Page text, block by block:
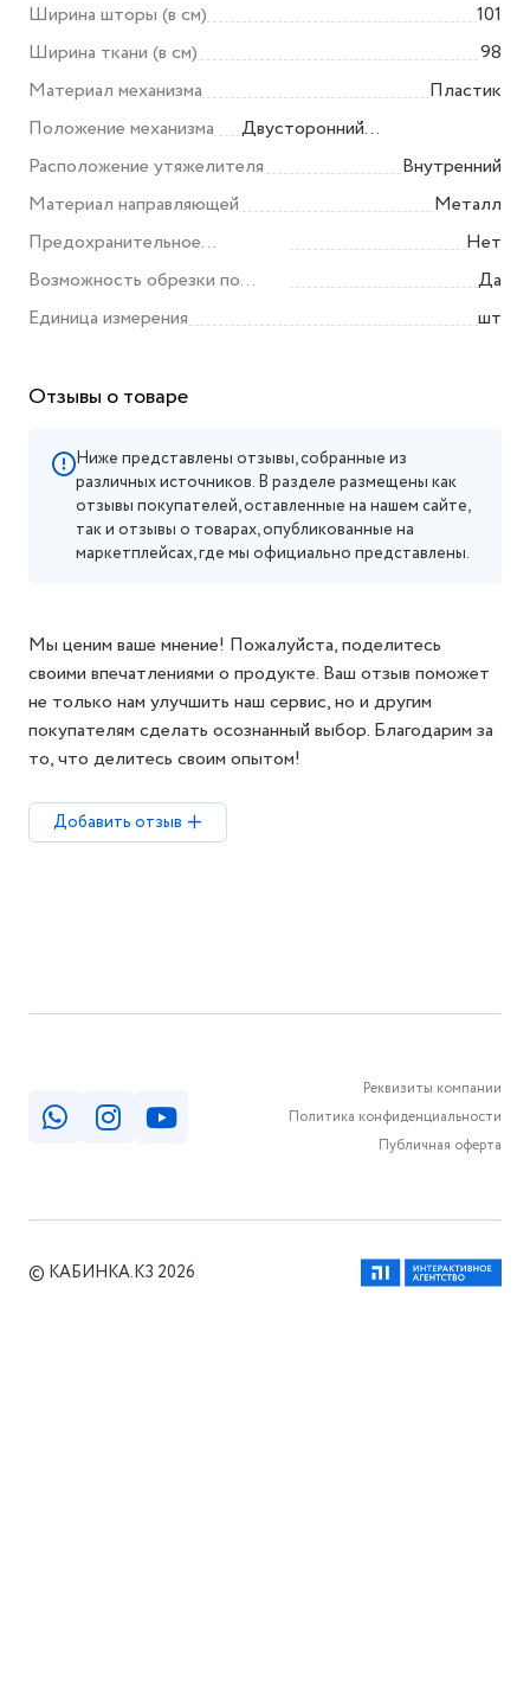
Ширина шторы (в см)
101
Ширина ткани (в см)
98
Материал механизма
Пластик
Положение механизма
Двусторонний
(универсальный)
Расположение утяжелителя
Внутренний
Материал направляющей
Металл
Предохранительное
устройство
Нет
Возможность обрезки по
ширине
Да
Единица измерения
шт
Отзывы о товаре
Ниже представлены отзывы, собранные из
различных источников. В разделе размещены как
отзывы покупателей, оставленные на нашем сайте,
так и отзывы о товарах, опубликованные на
маркетплейсах, где мы официально представлены.
Мы ценим ваше мнение! Пожалуйста, поделитесь
своими впечатлениями о продукте. Ваш отзыв поможет
не только нам улучшить наш сервис, но и другим
покупателям сделать осознанный выбор. Благодарим за
то, что делитесь своим опытом!
Добавить отзыв
Реквизиты компании
Политика конфиденциальности
Публичная оферта
© КАБИНКА.КЗ 2026